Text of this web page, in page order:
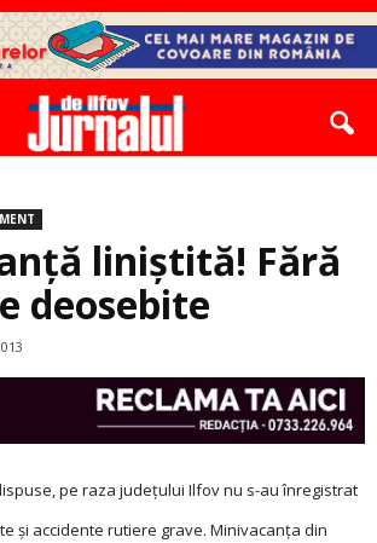
liniştită! Fără
­deosebite
pe raza județului Ilfov nu s-au înregistrat
şi ac­cidente rutiere grave. Minivacanța din